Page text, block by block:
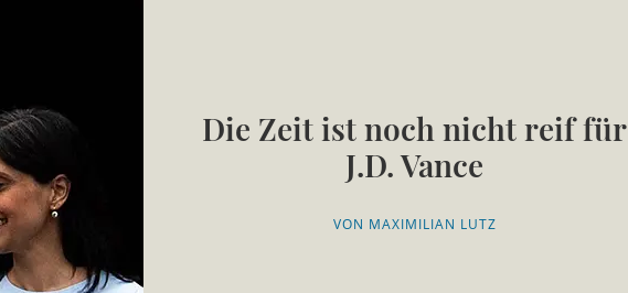
Die Zeit ist noch nicht reif für
J.D. Vance
VON MAXIMILIAN LUTZ